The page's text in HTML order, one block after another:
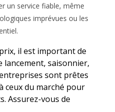
un service fiable, même
imprévues ou les
il est important de
lancement, saisonnier,
sont prêtes
ceux du marché pour
Assurez-vous de